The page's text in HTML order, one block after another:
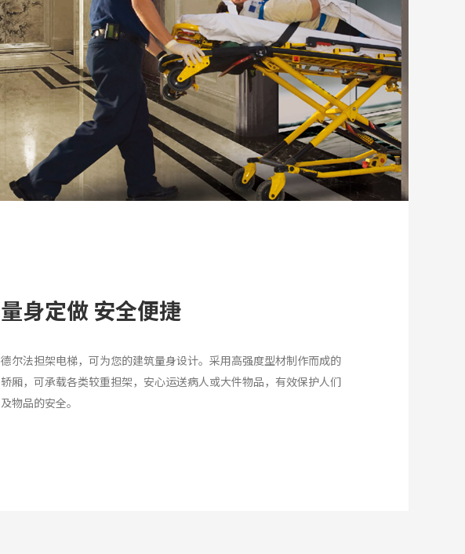
量身定做 安全便捷
德尔法担架电梯，可为您的建筑量身设计。采用高强度型材制作而成的
轿厢，可承载各类较重担架，安心运送病人或大件物品，有效保护人们
及物品的安全。